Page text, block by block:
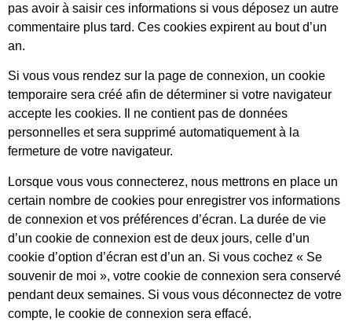
pas avoir à saisir ces informations si vous déposez un autre
commentaire plus tard. Ces cookies expirent au bout d’un
an.
Si vous vous rendez sur la page de connexion, un cookie
temporaire sera créé afin de déterminer si votre navigateur
accepte les cookies. Il ne contient pas de données
personnelles et sera supprimé automatiquement à la
fermeture de votre navigateur.
Lorsque vous vous connecterez, nous mettrons en place un
certain nombre de cookies pour enregistrer vos informations
de connexion et vos préférences d’écran. La durée de vie
d’un cookie de connexion est de deux jours, celle d’un
cookie d’option d’écran est d’un an. Si vous cochez « Se
souvenir de moi », votre cookie de connexion sera conservé
pendant deux semaines. Si vous vous déconnectez de votre
compte, le cookie de connexion sera effacé.